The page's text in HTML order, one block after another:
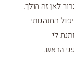
לאן זה הולך.
התנהגותי
לי
הראש.